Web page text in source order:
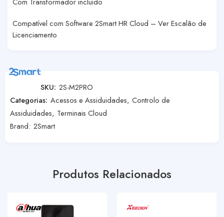
Compatível com Software 2Smart HR Cloud – Ver Escalão de
Licenciamento
SKU: 2S-M2PRO
Categorias: Acessos e Assiduidades, Controlo de
Assiduidades, Terminais Cloud
Brand: 2Smart
Produtos Relacionados